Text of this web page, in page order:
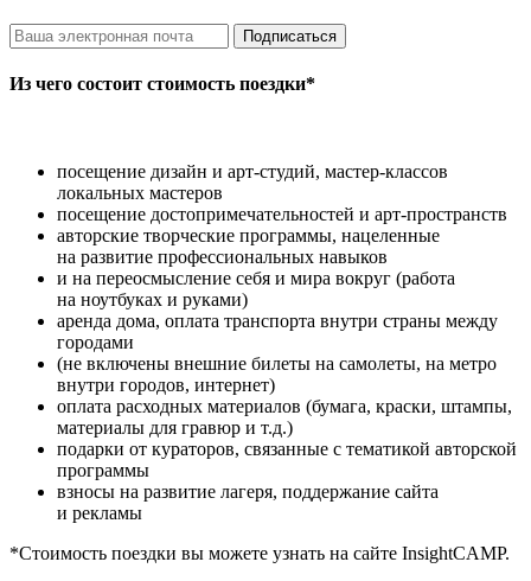
Из чего состоит стоимость поездки*
посещение дизайн и арт-студий, мастер-классов
локальных мастеров
посещение достопримечательностей и арт-пространств
авторские творческие программы, нацеленные
на развитие профессиональных навыков
и на переосмысление себя и мира вокруг (работа
на ноутбуках и руками)
аренда дома, оплата транспорта внутри страны между
городами
(не включены внешние билеты на самолеты, на метро
внутри городов, интернет)
оплата расходных материалов (бумага, краски, штампы,
материалы для гравюр и т.д.)
подарки от кураторов, связанные с тематикой авторской
программы
взносы на развитие лагеря, поддержание сайта
и рекламы
*Стоимость поездки вы можете узнать на сайте InsightCAMP.